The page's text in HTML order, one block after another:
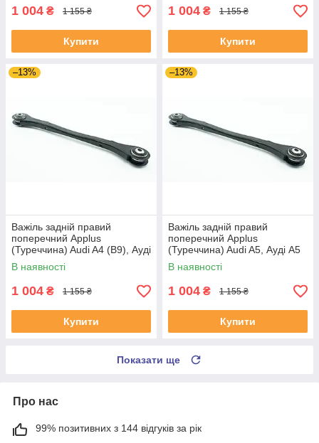
1 004 ₴ 1 155 ₴
Купити
1 004 ₴ 1 155 ₴
Купити
–13%
Важіль задній правий
поперечний Applus
(Туреччина) Audi A4 (B9), Ауді
А4 (Б9) 15- #28180AP
UAPLJGO4
В наявності
1 004 ₴ 1 155 ₴
Купити
–13%
Важіль задній правий
поперечний Applus
(Туреччина) Audi A5, Ауді А5
16- #28180AP UAUYZXK4
В наявності
1 004 ₴ 1 155 ₴
Купити
Показати ще
Про нас
99% позитивних з 144 відгуків за рік